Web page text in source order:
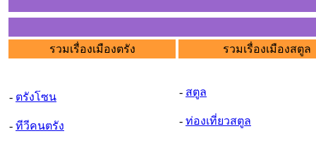
รวมเรื่องเมืองตรัง รวมเรื่องเมืองสตูล
- ตรังโซน
- ทีวีคนตรัง
- สตูล
- ท่องเที่ยวสตูล